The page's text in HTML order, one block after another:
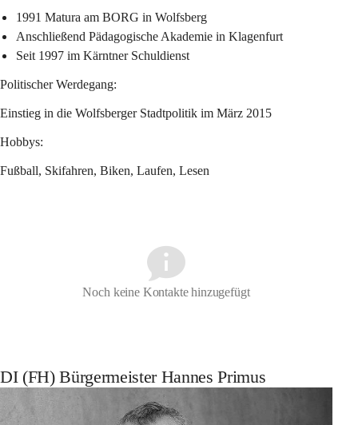
1991 Matura am BORG in Wolfsberg
Anschließend Pädagogische Akademie in Klagenfurt
Seit 1997 im Kärntner Schuldienst
Politischer Werdegang:
Einstieg in die Wolfsberger Stadtpolitik im März 2015
Hobbys:
Fußball, Skifahren, Biken, Laufen, Lesen
Noch keine Kontakte hinzugefügt
DI (FH) Bürgermeister Hannes Primus